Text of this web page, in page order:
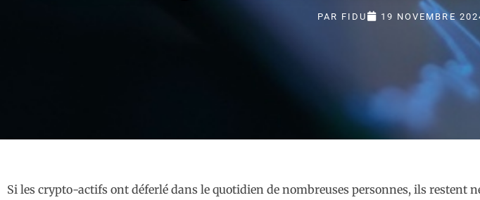
PAR FIDU 19 NOVEMBRE
Si les crypto-actifs ont déferlé dans le quotidien de nombreuses personnes, ils restent